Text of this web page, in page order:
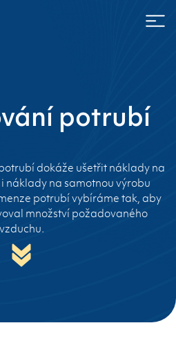
potrubí
dokáže ušetřit náklady na
náklady na samotnou výrobu
potrubí vybíráme tak, aby
množství požadovaného
vzduchu.